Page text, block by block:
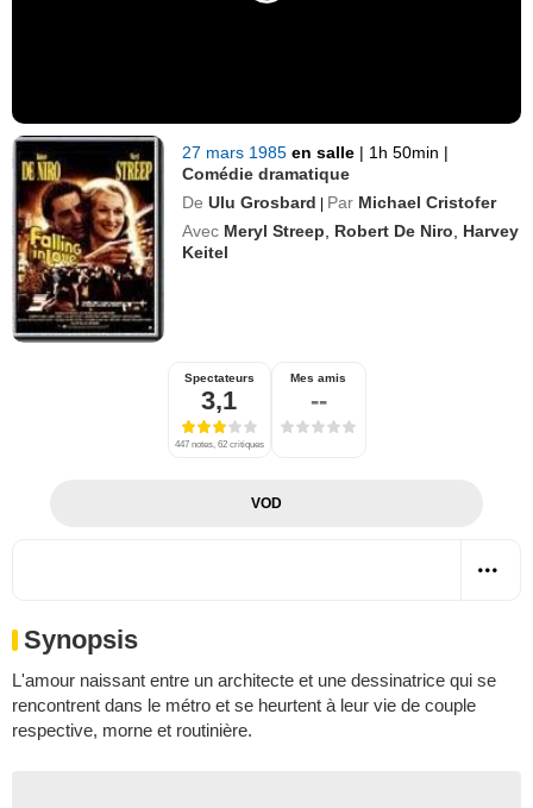
27 mars 1985en salle | 1h 50min |
Comédie dramatique
De Ulu Grosbard | Par Michael Cristofer
Avec Meryl Streep Robert De Niro
Harvey
Keitel
Spectateurs
3,1
447 notes, 62 critiques
Mes amis
--
VOD
Synopsis
L'amour naissant entre un architecte et une dessinatrice qui se
rencontrent dans le métro et se heurtent à leur vie de couple
respective, morne et routinière.